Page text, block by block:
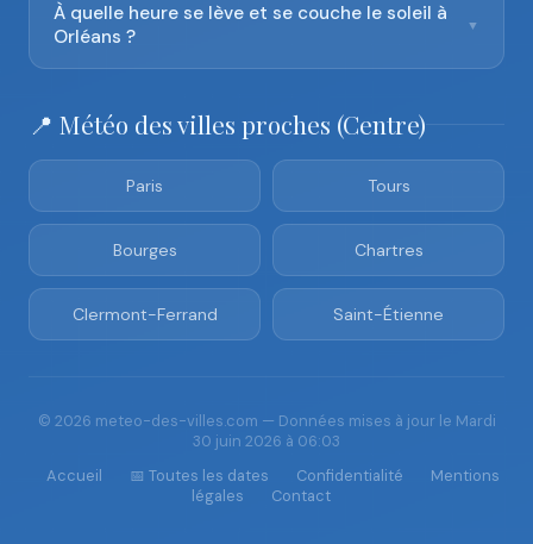
À quelle heure se lève et se couche le soleil à
Orléans ?
▼
📍 Météo des villes proches (Centre)
Paris Tours
Bourges Chartres
Clermont-Ferrand Saint-Étienne
© 2026 meteo-des-villes.com — Données mises à jour le Mardi
30 juin 2026 à 06:03
Accueil
📅 Toutes les dates Confidentialité
Mentions
légales
Contact